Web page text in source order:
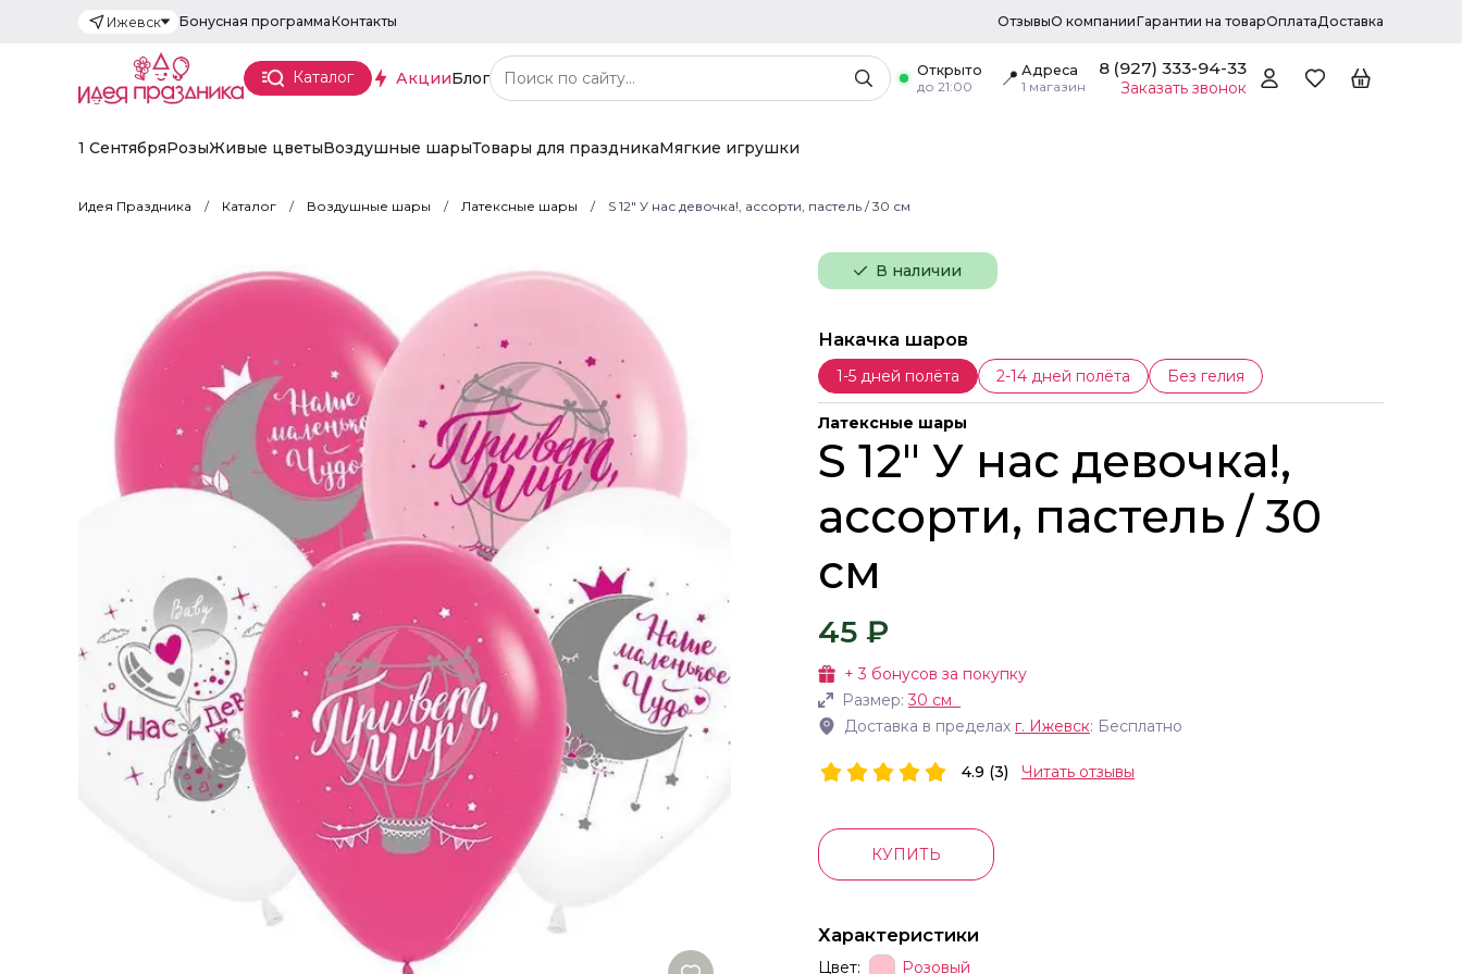
Ижевск Бонусная программаКонтакты ОтзывыО компанииГарантии на товарОплатаДоставка
Каталог АкцииБлог
Открыто
до 21:00
📍 Адреса
1 магазин
8 (927) 333-94-33
Заказать звонок
1 СентябряРозыЖивые цветыВоздушные шарыТовары для праздникаМягкие игрушки
Идея Праздника Каталог Воздушные шары Латексные шары S 12" У нас девочка!, ассорти, пастель / 30 см
В наличии
Накачка шаров
1-5 дней полёта 2-14 дней полёта Без гелия
Латексные шары
S 12" У нас девочка!,
ассорти, пастель / 30
см
45 ₽
+3 бонусов за покупку
Размер:30 см
Доставка в пределах г. Ижевск: Бесплатно
4.9 (3) Читать отзывы
КУПИТЬ
Характеристики
Цвет: Розовый